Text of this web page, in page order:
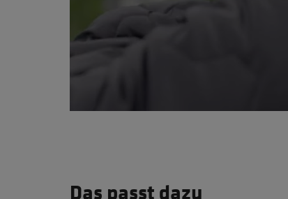
Das passt dazu